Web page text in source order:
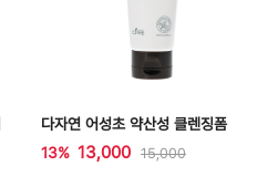
다자연 어성초 약산성 클렌징폼
13% 13,000 15,000